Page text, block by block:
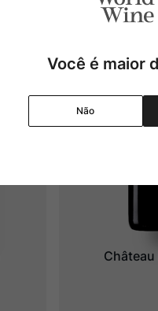
Château
Você é maior
Não